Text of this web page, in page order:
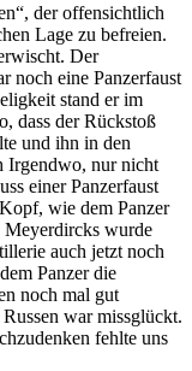
, der offensichtlich
Lage zu befreien.
Der
noch eine Panzerfaust
stand er im
dass der Rückstoß
und ihn in den
Irgendwo, nur nicht
einer Panzerfaust
wie dem Panzer
wurde
auch jetzt noch
Panzer die
noch mal gut
war missglückt.
fehlte uns